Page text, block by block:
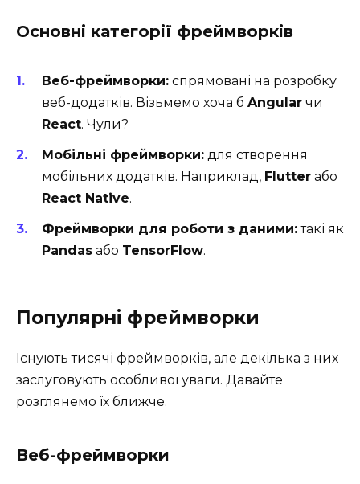
Основні категорії фреймворків
Веб-фреймворки: спрямовані на розробку
веб-додатків. Візьмемо хоча б Angular чи
React. Чули?
Мобільні фреймворки: для створення
мобільних додатків. Наприклад, Flutter або
React Native.
Фреймворки для роботи з даними:такі як
Pandas або TensorFlow.
Популярні фреймворки
Існують тисячі фреймворків, але декілька з них
заслуговують особливої уваги. Давайте
розглянемо їх ближче.
Веб-фреймворки